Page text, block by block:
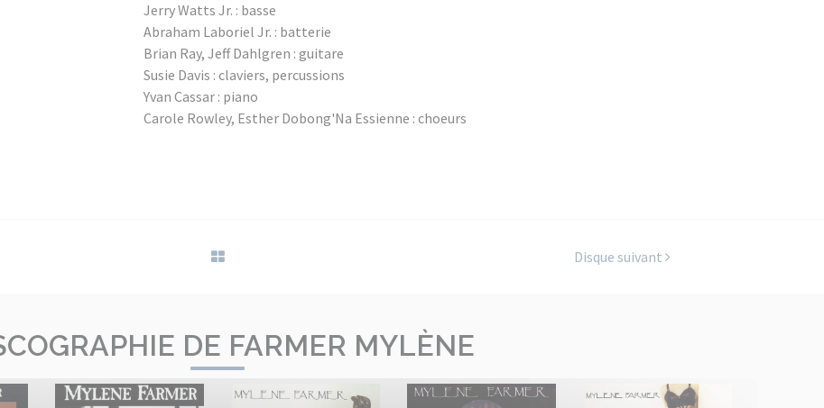
Jerry Watts Jr. : basse
Abraham Laboriel Jr. : batterie
Brian Ray, Jeff Dahlgren : guitare
Susie Davis : claviers, percussions
Yvan Cassar : piano
Carole Rowley, Esther Dobong'Na Essienne : choeurs
Disque suivant
DE FARMER MYLÈNE